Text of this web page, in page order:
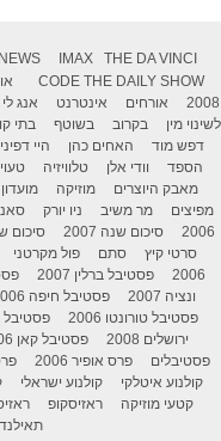
IMAX
THE DA VINCI
CODE THE DAILY SHOW
2008
אורחים אינטרנט אנג לי
לשינוי מין
בקרוב בשוטף בתי
דפש מוד
האחים כהן היי
הספד
וודי אלן טלוויזיה
מאבק היוצרים
מוזיקה
מפיצים
מר משיב ניו יורק
2006
סיכום שנה 2007 סיכום שנה
סרטי קיץ
סתם פול מקרטני
2006
פסטיבל ברלין 2007
ונציה 2007
פסטיבל חיפה 2006
פסטיבל טורונטו 2006
פסטיבל
ירושלים 2008
פסטיבל קאן 2006
פסטיבלים
פרס אופיר 2006
קולנוע איטלקי
קולנוע ישראלי
קטעי מוזיקה
ראזיסקופ
תאילנד